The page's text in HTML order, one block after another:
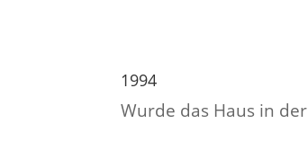
1994
Wurde das Haus in